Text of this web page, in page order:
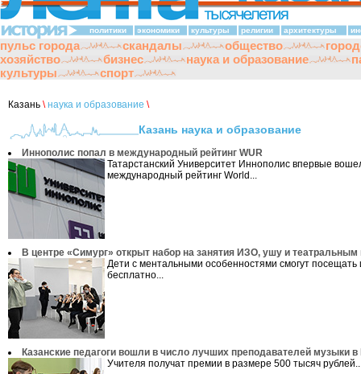
политики экономики культуры религии архитектуры
пульс города скандалы общество
хозяйство
бизнес наука и образование
культуры
спорт
Казань \ наука и образование \
Казань наука и образование
Иннополис попал в международный рейтинг WUR
Татарстанский Университет Иннополис впервые
международный рейтинг World...
В центре «Симург» открыт набор на занятия ИЗО, ушу и театральным
Дети с ментальными особенностями смогут посещать
бесплатно...
Казанские педагоги вошли в число лучших преподавателей музыки в
Учителя получат премии в размере 500 тысяч